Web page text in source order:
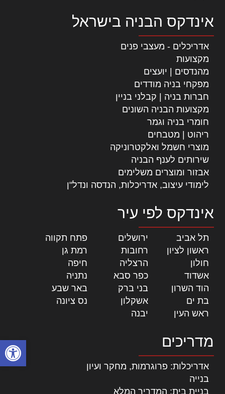
פתח
אינדקס הבניה בישראל
אדריכלים - מעצבי פנים
מקצועות
מהנדסים | יועצים
מפקחי בניה מודדים
חברות בניה | קבלני בניין
מקצועות הבניה השונים
חומרי בניה וגמר
ריהוט | מטבחים
מוצרי חשמל ואלקטרוניקה
שירותים לענף הבניה
אבזור ומוצרים משלימים
לימודי עיצוב, אדריכלות, הנדסה ונדל"ן
אינדקס לפי עיר
תל אביב ירושלים פתח תקווה
ראשון לציון
רחובות רמת גן
חולון
הרצליה חיפה
אשדוד
כפר סבא נתניה
הוד השרון
בני ברק באר שבע
בת ים
אשקלון נס ציונה
ראש העין
יבנה
מדריכים
אדריכלות: פרוגרמות, מחקר ועיון
בנייה
בניית בית: המדריך המלא